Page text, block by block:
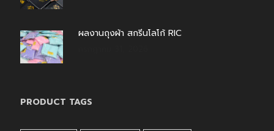
ผลงานถุงผ้า สกรีนโลโก้ RIC
PRODUCT TAGS